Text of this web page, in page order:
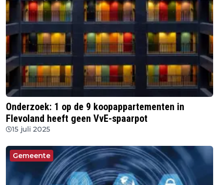
Onderzoek: 1 op de 9 koopappartementen in
Flevoland heeft geen VvE-spaarpot
15 juli 2025
Gemeente